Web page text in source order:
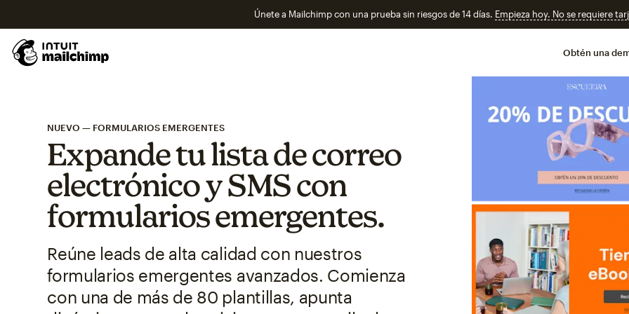
Únete a Mailchimp con una prueba sin riesgos de 14 días. Empieza hoy. No se requiere
Obtén una
NUEVO — FORMULARIOS EMERGENTES
Expande tu lista de correo
electrónico y SMS con
formularios emergentes.
Reúne leads de alta calidad con nuestros
formularios emergentes avanzados. Comienza
con una de más de 80 plantillas, apunta